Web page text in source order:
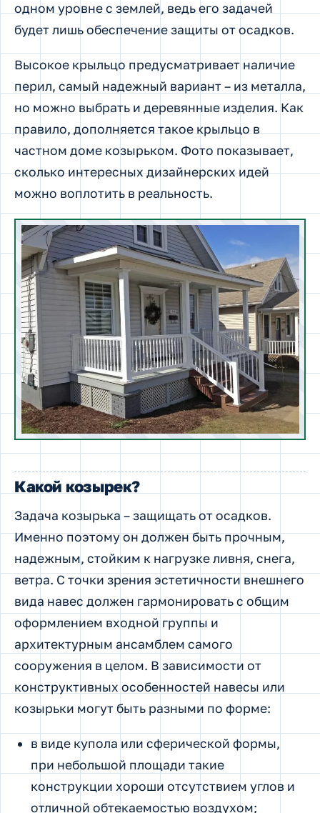
одном уровне с землей, ведь его задачей
будет лишь обеспечение защиты от осадков.
Высокое крыльцо предусматривает наличие
перил, самый надежный вариант – из металла,
но можно выбрать и деревянные изделия. Как
правило, дополняется такое крыльцо в
частном доме козырьком. Фото показывает,
сколько интересных дизайнерских идей
можно воплотить в реальность.
Какой козырек?
Задача козырька – защищать от осадков.
Именно поэтому он должен быть прочным,
надежным, стойким к нагрузке ливня, снега,
ветра. С точки зрения эстетичности внешнего
вида навес должен гармонировать с общим
оформлением входной группы и
архитектурным ансамблем самого
сооружения в целом. В зависимости от
конструктивных особенностей навесы или
козырьки могут быть разными по форме:
в виде купола или сферической формы,
при небольшой площади такие
конструкции хороши отсутствием углов и
отличной обтекаемостью воздухом;